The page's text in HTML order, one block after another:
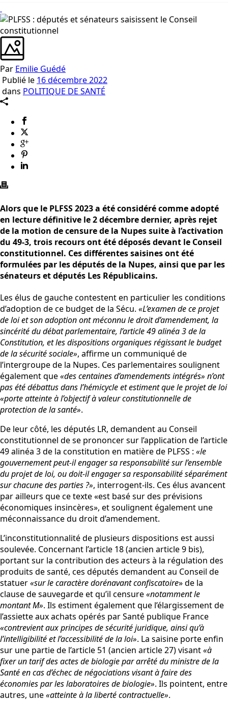
Par Emilie Guédé
Publié le 16 décembre 2022
dans POLITIQUE DE SANTÉ
Alors que le PLFSS 2023 a été considéré comme adopté
en lecture définitive le 2 décembre dernier, après rejet
de la motion de censure de la Nupes suite à l’activation
du 49-3, trois recours ont été déposés devant le Conseil
constitutionnel. Ces différentes saisines ont été
formulées par les députés de la Nupes, ainsi que par les
sénateurs et députés Les Républicains.
Les élus de gauche contestent en particulier les conditions
d’adoption de ce budget de la Sécu. «L’examen de ce projet
de loi et son adoption ont méconnu le droit d’amendement, la
sincérité du débat parlementaire, l’article 49 alinéa 3 de la
Constitution, et les dispositions organiques régissant le budget
de la sécurité sociale», affirme un communiqué de
l’intergroupe de la Nupes. Ces parlementaires soulignent
également que«des centaines d’amendements intégrés» n’ont
pas été débattus dans l’hémicycle et estiment que le projet de loi
«porte atteinte à l’objectif à valeur constitutionnelle de
protection de la santé».
De leur côté, les députés LR, demandent au Conseil
constitutionnel de se prononcer sur l’application de l’article
49 alinéa 3 de la constitution en matière de PLFSS : «le
gouvernement peut-il engager sa responsabilité sur l’ensemble
du projet de loi, ou doit-il engager sa responsabilité séparément
sur chacune des parties ?», interrogent-ils. Ces élus avancent
par ailleurs que ce texte «est basé sur des prévisions
économiques insincères», et soulignent également une
méconnaissance du droit d’amendement.
L’inconstitutionnalité de plusieurs dispositions est aussi
soulevée. Concernant l’article 18 (ancien article 9 bis),
portant sur la contribution des acteurs à la régulation des
produits de santé, ces députés demandent au Conseil de
statuer«sur le caractère dorénavant confiscatoire» de la
clause de sauvegarde et qu’il censure«notamment le
montant M». Ils estiment également que l’élargissement de
l’assiette aux achats opérés par Santé publique France
«contrevient aux principes de sécurité juridique, ainsi qu’à
l’intelligibilité et l’accessibilité de la loi». La saisine porte enfin
sur une partie de l’article 51 (ancien article 27) visant«à
fixer un tarif des actes de biologie par arrêté du ministre de la
Santé en cas d’échec de négociations visant à faire des
économies par les laboratoires de biologie». Ils pointent, entre
autres, une«atteinte à la liberté contractuelle».